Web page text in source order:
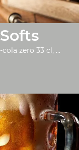
zero 33 cl, ...